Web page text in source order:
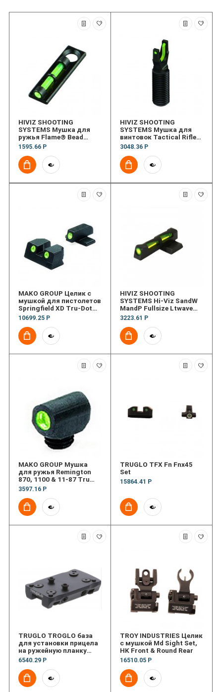
HIVIZ SHOOTING
SYSTEMS Мушка для
ружья Flame® Bead
Replacement Front Sight
1595.66 Р
HIVIZ SHOOTING
SYSTEMS Мушка для
винтовок Tactical Rifle
Front Sight
3048.36 Р
MAKO GROUP Целик с
мушкой для пистолетов
Springfield XD Tru-Dot
Night Sight Set - 45 ACP
10699.25 Р
HIVIZ SHOOTING
SYSTEMS Hi-Viz SandW
MandP Fullsize Ltwave
Interchangeable Frnt
3223.61 Р
MAKO GROUP Мушка
для ружья Remington
870, 1100 & 11-87 Tru
Dot Night Sight
3597.16 Р
TRUGLO TFX Fn Fnx45
Set
15864.41 Р
TRUGLO TROGLO база
для установки прицела
на ружейную планку
Universal shotgun rib
mount
6540.29 Р
TROY INDUSTRIES Целик
с мушкой Md Sight Set,
HK Front & Round Rear
16510.05 Р